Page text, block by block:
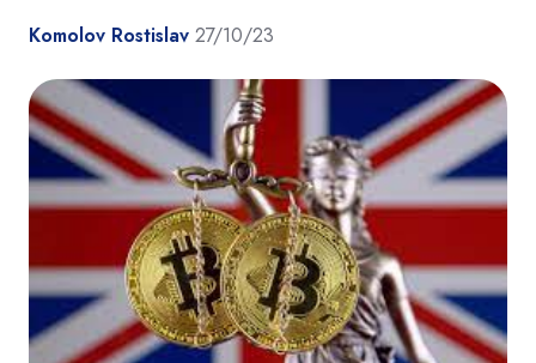
Komolov Rostislav 27/10/23